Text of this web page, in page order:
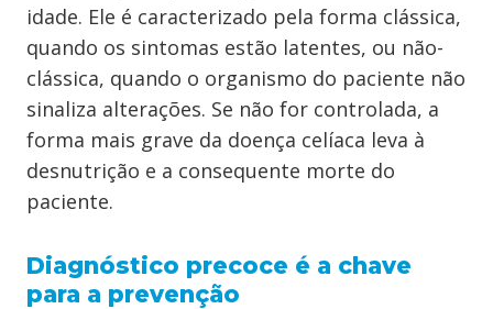
idade. Ele é caracterizado pela forma clássica,
quando os sintomas estão latentes, ou não-
clássica, quando o organismo do paciente não
sinaliza alterações. Se não for controlada, a
forma mais grave da doença celíaca leva à
desnutrição e a consequente morte do
paciente.
Diagnóstico precoce é a chave
para a prevenção